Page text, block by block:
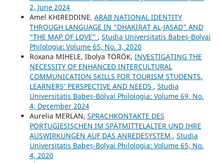
2, June 2024
Amel KHIREDDINE, ARAB NATIONAL IDENTITY
THROUGH LANGUAGE IN “DHAKIRAT AL-JASAD” AND
“THE MAP OF LOVE” , Studia Universitatis Babeș-Bolyai
Philologia: Volume 65, No. 3, 2020
Roxana MIHELE, Ibolya TÖRÖK, INVESTIGATING THE
NECESSITY OF ENHANCED INTERCULTURAL
COMMUNICATION SKILLS FOR TOURISM STUDENTS.
LEARNERS’ PERSPECTIVE AND NEEDS , Studia
Universitatis Babeș-Bolyai Philologia: Volume 69, No.
4, December 2024
Aurelia MERLAN, SPRACHKONTAKTE DES
PORTUGIESISCHEN IM SPÄTMITTELALTER UND IHRE
AUSWIRKUNGEN AUF DAS ANREDESYSTEM , Studia
Universitatis Babeș-Bolyai Philologia: Volume 65, No.
4, 2020